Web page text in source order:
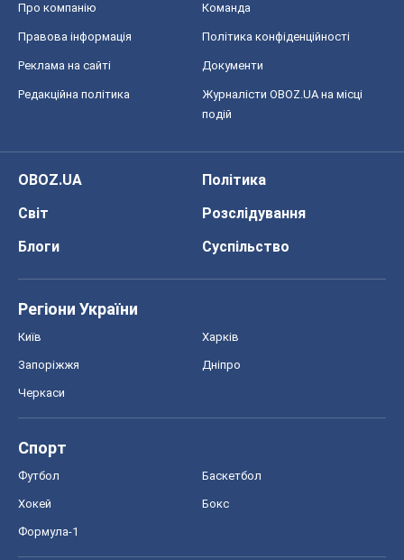
Про компанію Команда
Правова інформація Політика конфіденційності
Реклама на сайті Документи
Редакційна політика
Журналісти OBOZ.UA на місці
подій
OBOZ.UA
Політика
Світ
Розслідування
Блоги
Суспільство
Регіони України
Київ Харків
Запоріжжя Дніпро
Черкаси
Спорт
Футбол Баскетбол
Хокей Бокс
Формула-1